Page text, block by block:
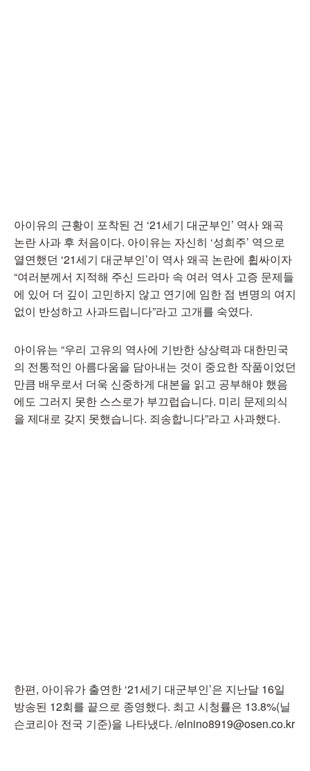
아이유의 근황이 포착된 건 ‘21세기 대군부인’ 역사 왜곡
논란 사과 후 처음이다. 아이유는 자신히 ‘성희주’ 역으로
열연했던 ‘21세기 대군부인’이 역사 왜곡 논란에 휩싸이자
“여러분께서 지적해 주신 드라마 속 여러 역사 고증 문제들
에 있어 더 깊이 고민하지 않고 연기에 임한 점 변명의 여지
없이 반성하고 사과드립니다”라고 고개를 숙였다.
아이유는 “우리 고유의 역사에 기반한 상상력과 대한민국
의 전통적인 아름다움을 담아내는 것이 중요한 작품이었던
만큼 배우로서 더욱 신중하게 대본을 읽고 공부해야 했음
에도 그러지 못한 스스로가 부끄럽습니다. 미리 문제의식
을 제대로 갖지 못했습니다. 죄송합니다”라고 사과했다.
한편, 아이유가 출연한 ‘21세기 대군부인’은 지난달 16일
방송된 12회를 끝으로 종영했다. 최고 시청률은 13.8%(닐
슨코리아 전국 기준)을 나타냈다. /elnino8919@osen.co.kr